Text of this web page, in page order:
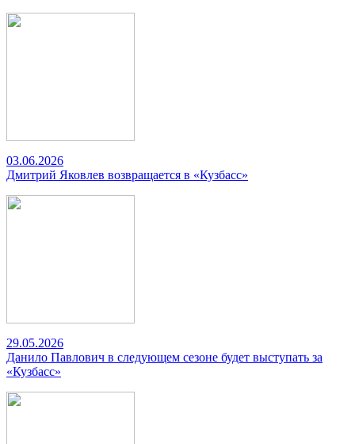
03.06.2026
Дмитрий Яковлев возвращается в «Кузбасс»
29.05.2026
Данило Павлович в следующем сезоне будет выступать за
«Кузбасс»